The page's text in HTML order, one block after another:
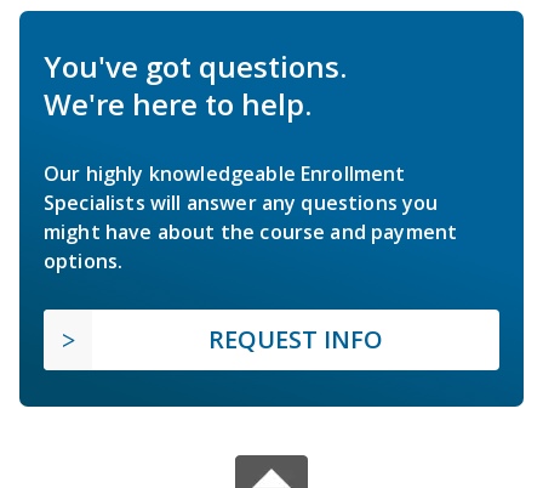
You've got questions.
We're here to help.
Our highly knowledgeable Enrollment
Specialists will answer any questions you
might have about the course and payment
options.
REQUEST INFO